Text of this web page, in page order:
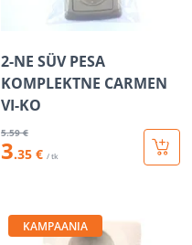
2-NE SÜV PESA
KOMPLEKTNE CARMEN
VI-KO
5.59 €
3.35 € / tk
KAMPAANIA